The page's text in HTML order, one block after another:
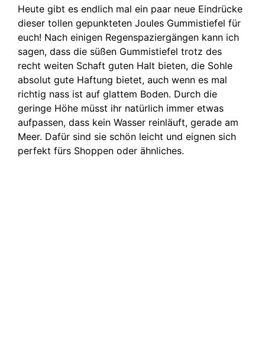
Heute gibt es endlich mal ein paar neue Eindrücke
dieser tollen gepunkteten Joules Gummistiefel für
euch! Nach einigen Regenspaziergängen kann ich
sagen, dass die süßen Gummistiefel trotz des
recht weiten Schaft guten Halt bieten, die Sohle
absolut gute Haftung bietet, auch wenn es mal
richtig nass ist auf glattem Boden. Durch die
geringe Höhe müsst ihr natürlich immer etwas
aufpassen, dass kein Wasser reinläuft, gerade am
Meer. Dafür sind sie schön leicht und eignen sich
perfekt fürs Shoppen oder ähnliches.